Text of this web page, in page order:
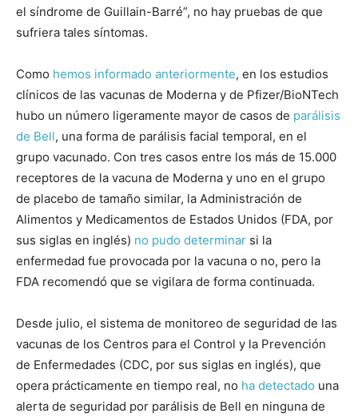
el síndrome de Guillain-Barré”, no hay pruebas de que
sufriera tales síntomas.
Como hemos informado anteriormente, en los estudios
clínicos de las vacunas de Moderna y de Pfizer/BioNTech
hubo un número ligeramente mayor de casos de parálisis
de Bell, una forma de parálisis facial temporal, en el
grupo vacunado. Con tres casos entre los más de 15.000
receptores de la vacuna de Moderna y uno en el grupo
de placebo de tamaño similar, la Administración de
Alimentos y Medicamentos de Estados Unidos (FDA, por
sus siglas en inglés) no pudo determinar si la
enfermedad fue provocada por la vacuna o no, pero la
FDA recomendó que se vigilara de forma continuada.
Desde julio, el sistema de monitoreo de seguridad de las
vacunas de los Centros para el Control y la Prevención
de Enfermedades (CDC, por sus siglas en inglés), que
opera prácticamente en tiempo real, no ha detectado una
alerta de seguridad por parálisis de Bell en ninguna de